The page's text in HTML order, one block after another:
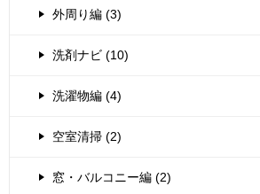
外周り編 (3)
洗剤ナビ (10)
洗濯物編 (4)
空室清掃 (2)
窓・バルコニー編 (2)